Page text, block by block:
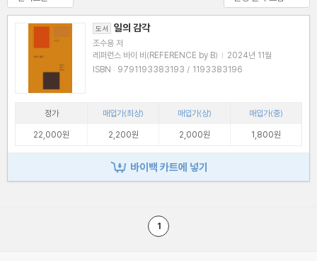
도서 일의 감각
조수용 저
레퍼런스 바이 비(REFERENCE by B) | 2024년 11월
ISBN : 9791193383193 / 1193383196
정가 매입가(최상) 매입가(상)
매입가(중)
22,000원
2,200원 2,000원 1,800원
바이백 카트에 넣기
1